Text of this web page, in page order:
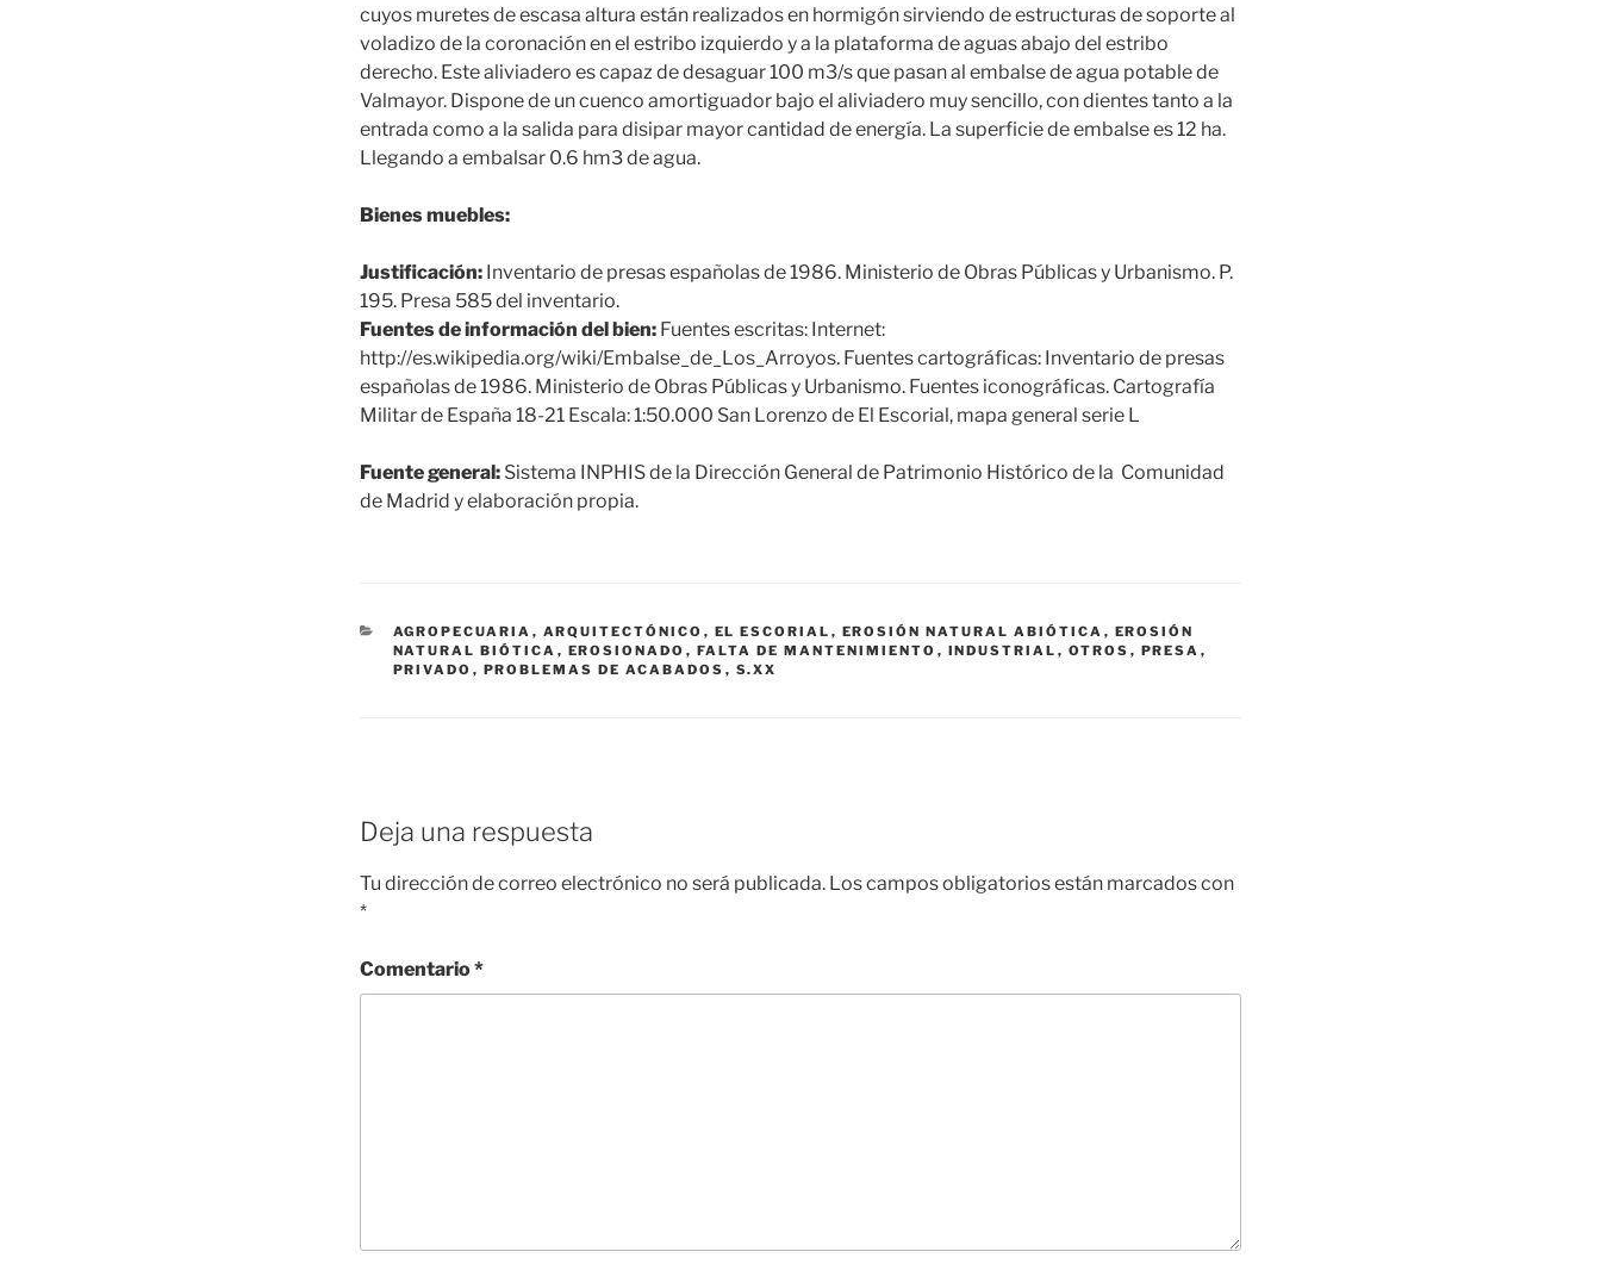
cuyos muretes de escasa altura están realizados en hormigón sirviendo de estructuras de soporte al
voladizo de la coronación en el estribo izquierdo y a la plataforma de aguas abajo del estribo
derecho. Este aliviadero es capaz de desaguar 100 m3/s que pasan al embalse de agua potable de
Valmayor. Dispone de un cuenco amortiguador bajo el aliviadero muy sencillo, con dientes tanto a la
entrada como a la salida para disipar mayor cantidad de energía. La superficie de embalse es 12 ha.
Llegando a embalsar 0.6 hm3 de agua.
Bienes muebles:
Justificación: Inventario de presas españolas de 1986. Ministerio de Obras Públicas y Urbanismo. P.
195. Presa 585 del inventario.
Fuentes de información del bien: Fuentes escritas: Internet:
http://es.wikipedia.org/wiki/Embalse_de_Los_Arroyos. Fuentes cartográficas: Inventario de presas
españolas de 1986. Ministerio de Obras Públicas y Urbanismo. Fuentes iconográficas. Cartografía
Militar de España 18-21 Escala: 1:50.000 San Lorenzo de El Escorial, mapa general serie L
Fuente general: Sistema INPHIS de la Dirección General de Patrimonio Histórico de la Comunidad
de Madrid y elaboración propia.
CATEGORÍAS
AGROPECUARIA , ARQUITECTÓNICO , EL ESCORIAL , EROSIÓN NATURAL ABIÓTICA , EROSIÓN
NATURAL BIÓTICA , EROSIONADO , FALTA DE MANTENIMIENTO , INDUSTRIAL , OTROS , PRESA ,
PRIVADO , PROBLEMAS DE ACABADOS , S.XX
Deja una respuesta
Tu dirección de correo electrónico no será publicada. Los campos obligatorios están marcados con
*
Comentario*